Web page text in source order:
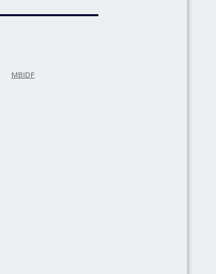
MBIDF